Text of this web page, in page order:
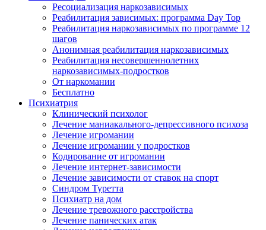
Ресоциализация наркозависимых
Реабилитация зависимых: программа Day Top
Реабилитация наркозависимых по программе 12
шагов
Анонимная реабилитация наркозависимых
Реабилитация несовершеннолетних
наркозависимых-подростков
От наркомании
Бесплатно
Психиатрия
Клинический психолог
Лечение маниакального-депрессивного психоза
Лечение игромании
Лечение игромании у подростков
Кодирование от игромании
Лечение интернет-зависимости
Лечение зависимости от ставок на спорт
Синдром Туретта
Психиатр на дом
Лечение тревожного расстройства
Лечение панических атак